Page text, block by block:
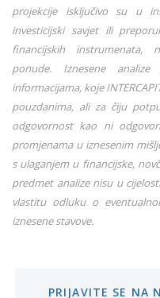
projekcije isključivo su u
investicijski savjet ili
financijskih
ponude. Iznesene
informacijama, koje
pouzdanima, ali za čiju
odgovornost kao ni
promjenama u iznesenim
s ulaganjem u financijske,
predmet analize nisu u
vlastitu odluku o
iznesene stavove.
PRIJAVITE SE NA